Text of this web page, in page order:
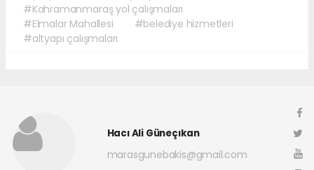
#Kahramanmaraş yol çalışmaları
#Elmalar Mahallesi
#belediye hizmetleri
#altyapı çalışmaları
Hacı Ali Güneçıkan
marasgunebakis@gmail.com